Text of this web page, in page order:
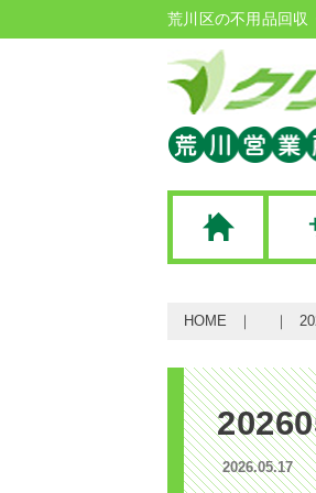
荒川区の不用品回収
HOME
2026.05.17